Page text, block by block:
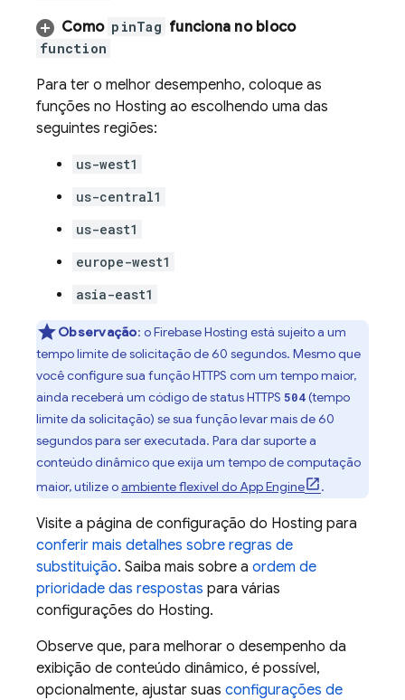
Como pinTag funciona no bloco
function
Para ter o melhor desempenho, coloque as
funções no Hosting ao escolhendo uma das
seguintes regiões:
us-west1
us-central1
us-east1
europe-west1
asia-east1
Observação: oFirebase Hosting está sujeito a um
tempo limite de solicitação de 60 segundos. Mesmo que
você configure sua função HTTPS com um tempo maior,
ainda receberá um código de status HTTPS 504(tempo
limite da solicitação) se sua função levar mais de 60
segundos para ser executada. Para dar suporte a
conteúdo dinâmico que exija um tempo de computação
maior, utilize oambiente flexível doApp Engine .
Visite a página de configuração do Hosting para
conferir mais detalhes sobre regras de
substituição. Saiba mais sobre a ordem de
prioridade das respostas para várias
configurações do Hosting.
Observe que, para melhorar o desempenho da
exibição de conteúdo dinâmico, é possível,
opcionalmente, ajustar suas configurações de